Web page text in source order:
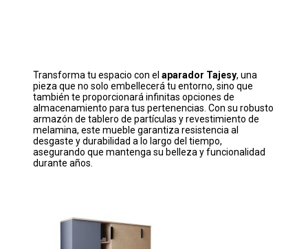
Transforma tu espacio con el aparador Tajesy, una
pieza que no solo embellecerá tu entorno, sino que
también te proporcionará infinitas opciones de
almacenamiento para tus pertenencias. Con su robusto
armazón de tablero de partículas y revestimiento de
melamina, este mueble garantiza resistencia al
desgaste y durabilidad a lo largo del tiempo,
asegurando que mantenga su belleza y funcionalidad
durante años.